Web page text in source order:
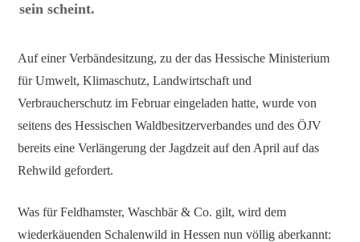
sein scheint.
Auf einer Verbändesitzung, zu der das Hessische Ministerium
für Umwelt, Klimaschutz, Landwirtschaft und
Verbraucherschutz im Februar eingeladen hatte, wurde von
seitens des Hessischen Waldbesitzerverbandes und des ÖJV
bereits eine Verlängerung der Jagdzeit auf den April auf das
Rehwild gefordert.
Was für Feldhamster, Waschbär & Co. gilt, wird dem
wiederkäuenden Schalenwild in Hessen nun völlig aberkannt: